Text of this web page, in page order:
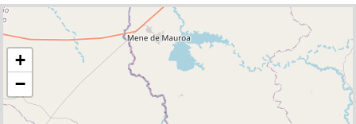
Venezuela, la lista de ciudades
+
−